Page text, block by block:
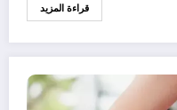
قراءة المزيد